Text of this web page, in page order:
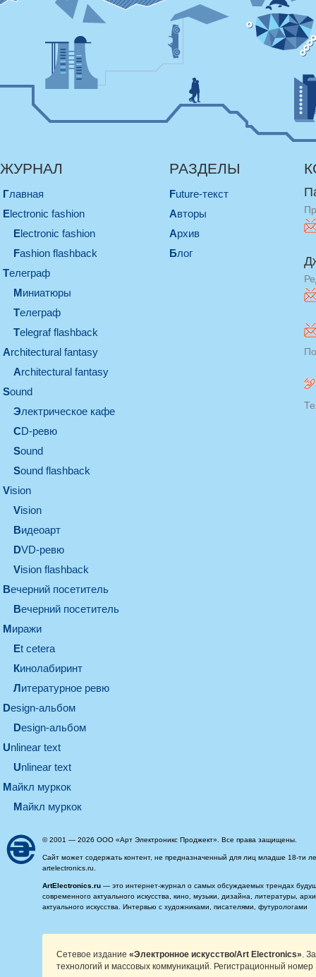
ЖУРНАЛ
Главная
electronic fashion
electronic fashion
Fashion flashback
телеграф
миниатюры
телеграф
Telegraf flashback
architectural fantasy
architectural fantasy
sound
электрическое кафе
CD-ревю
sound
Sound flashback
vision
vision
видеоарт
DVD-ревю
Vision flashback
вечерний посетитель
вечерний посетитель
миражи
et cetera
кинолабиринт
литературное ревю
design-альбом
design-альбом
unlinear text
Unlinear text
майкл муркок
майкл муркок
РАЗДЕЛЫ
Future-текст
Авторы
Архив
Блог
© 2001 — 2026 ООО «Арт Электроникс Проджект». Все права защищены.
Сайт может содержать контент, не предназначенный для лиц младше 18-ти
artelectronics.ru.
ArtElectronics.ru — это интернет-журнал о самых обсуждаемых трендах
современного актуального искусства, кино, музыки, дизайна, литературы,
актуального искусства. Интервью с художниками, писателями, футурологами
Сетевое издание «Электронное искусство/Art Electronics» .
технологий и массовых коммуникаций. Регистрационный